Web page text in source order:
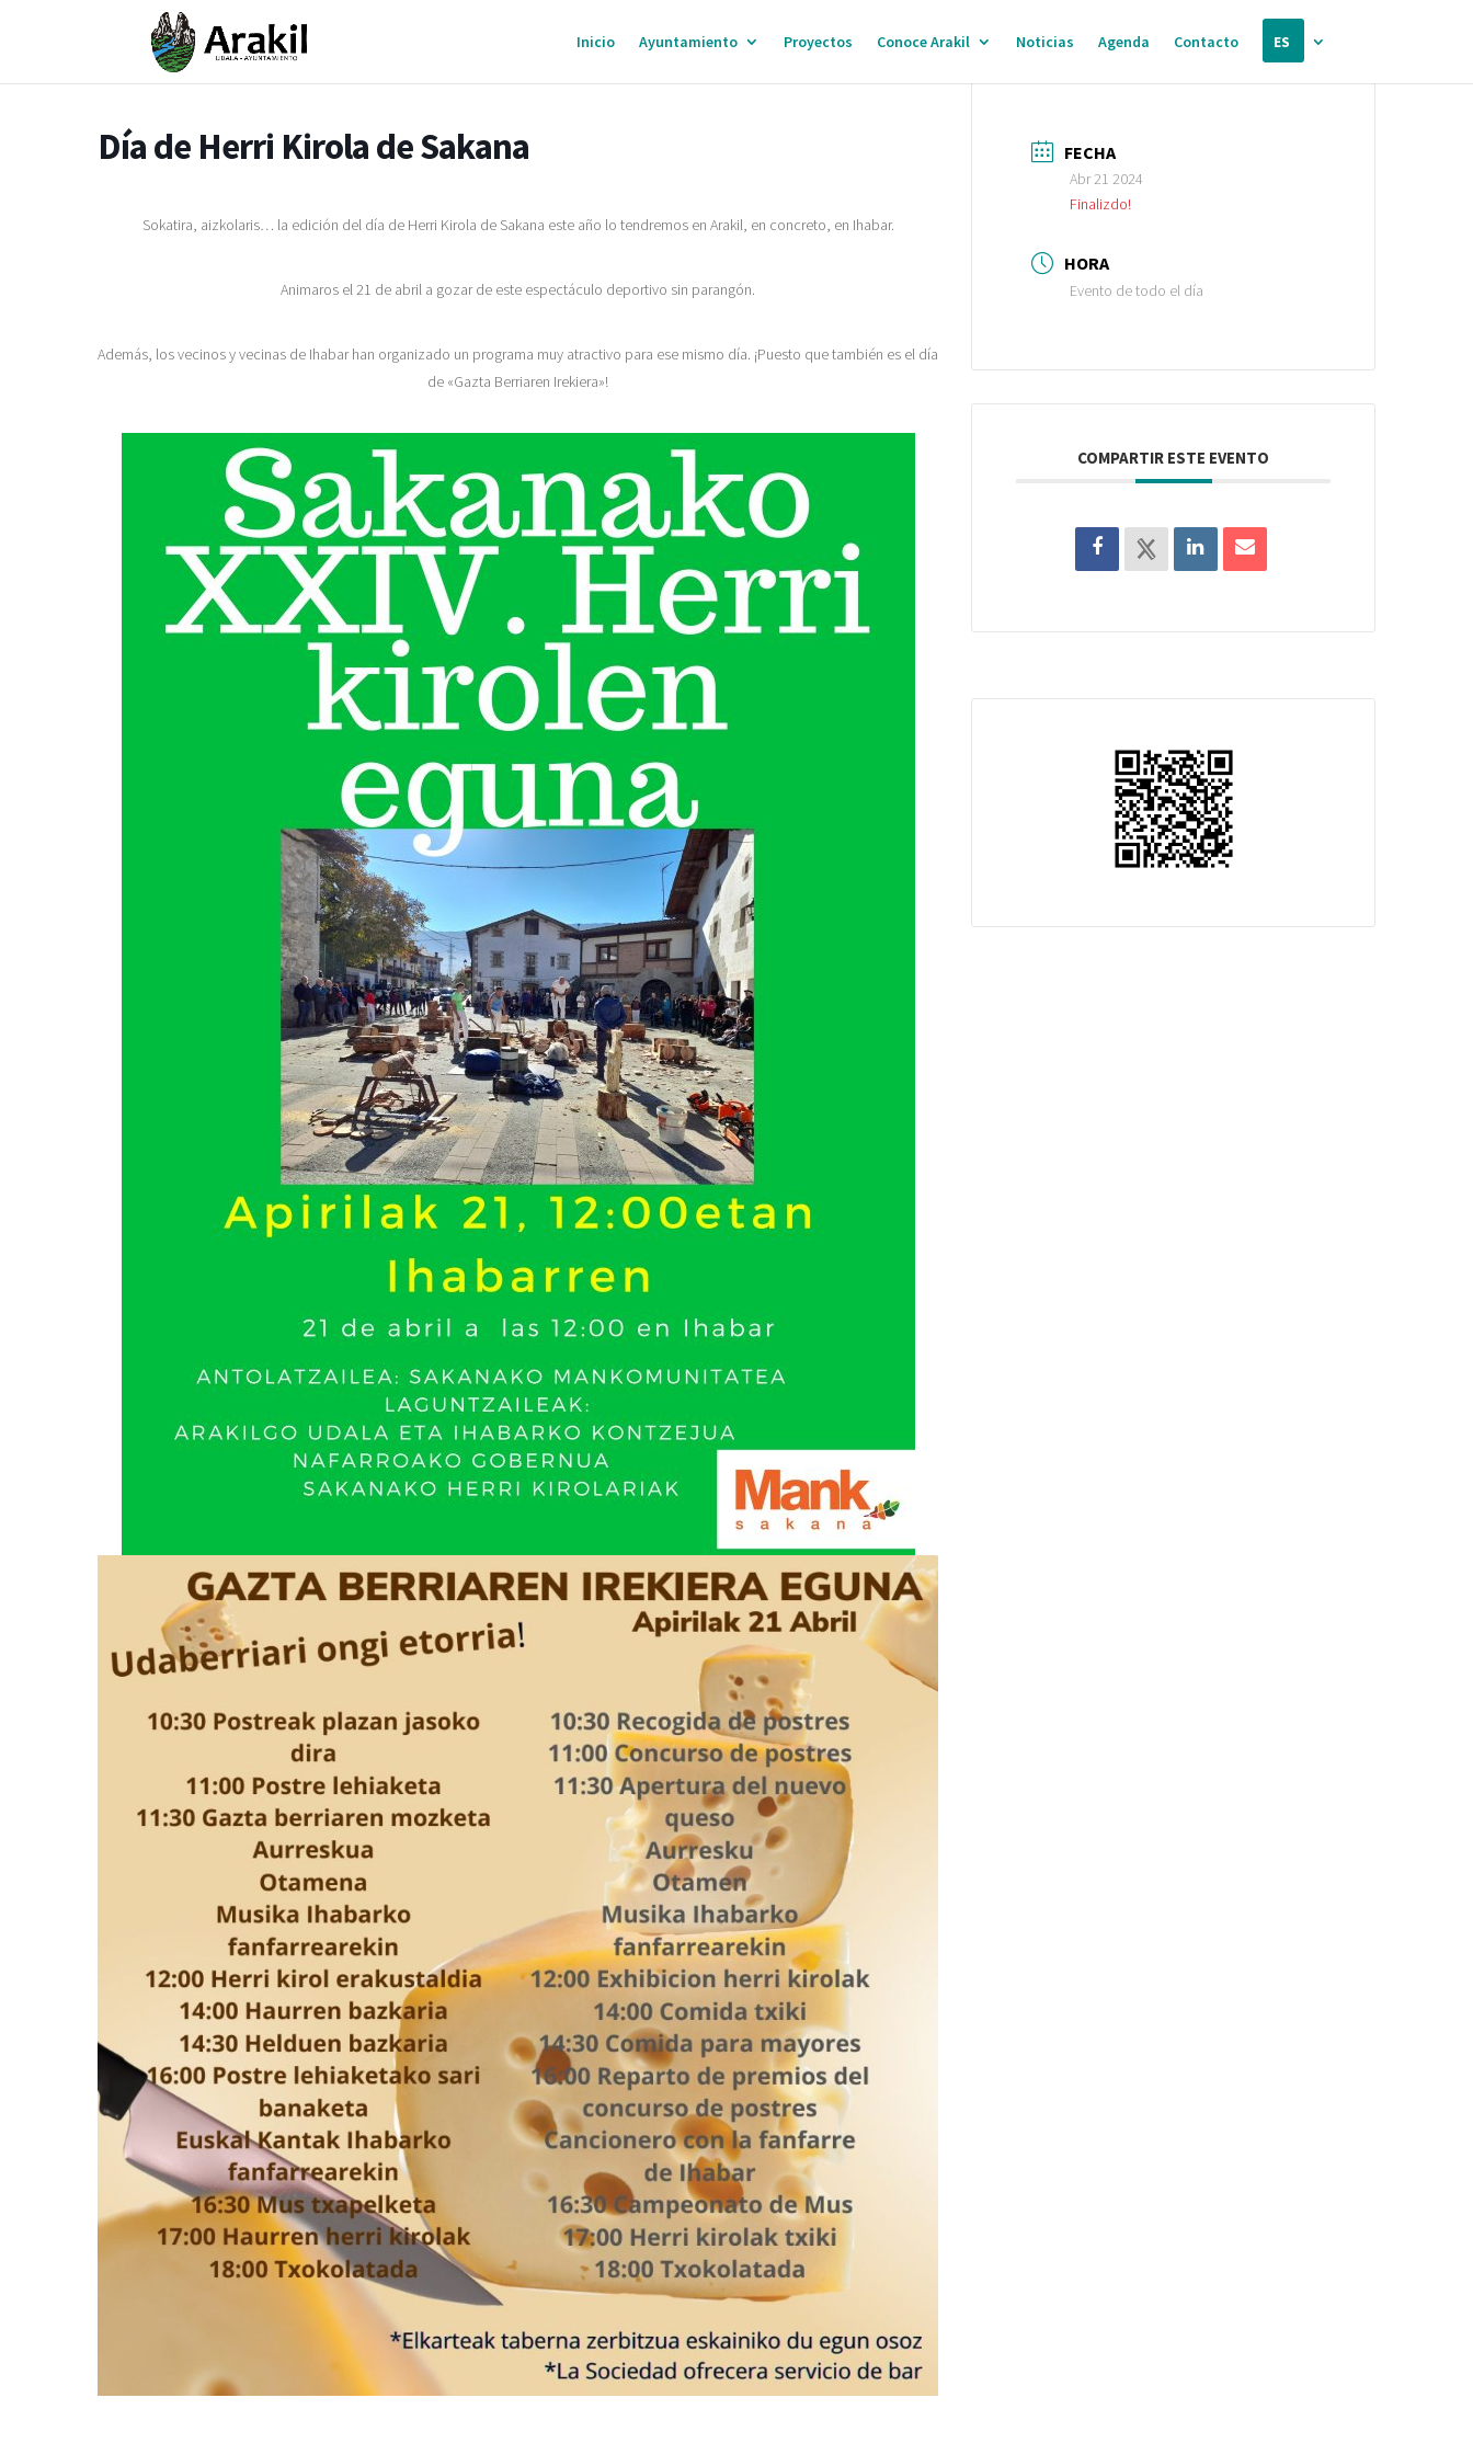
Inicio Ayuntamiento Proyectos Conoce Arakil Noticias Agenda Contacto ES
Día de Herri Kirola de Sakana
Sokatira, aizkolaris… la edición del día de Herri Kirola de Sakana este año lo tendremos en Arakil, en concreto, en Ihabar.
Animaros el 21 de abril a gozar de este espectáculo deportivo sin parangón.
Además, los vecinos y vecinas de Ihabar han organizado un programa muy atractivo para ese mismo día. ¡Puesto que también es el día
de «Gazta Berriaren Irekiera»!
FECHA
Abr 21 2024
Finalizdo!
HORA
Evento de todo el día
COMPARTIR ESTE EVENTO